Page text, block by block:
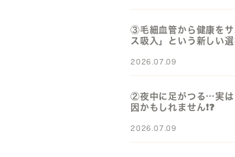
③毛細血管から健康をサ
ス吸入」という新しい選
2026.07.09
②夜中に足がつる…実は
因かもしれません❗️❓️
2026.07.09